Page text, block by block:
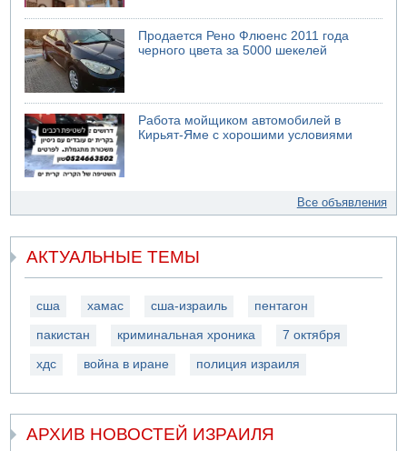
Продается Рено Флюенс 2011 года
черного цвета за 5000 шекелей
Работа мойщиком автомобилей в
Кирьят-Яме с хорошими условиями
Все объявления
АКТУАЛЬНЫЕ ТЕМЫ
сша хамас сша-израиль пентагон
пакистан криминальная хроника 7 октября
хдс война в иране полиция израиля
АРХИВ НОВОСТЕЙ ИЗРАИЛЯ